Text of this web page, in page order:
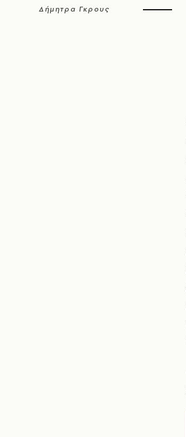
Δήμητρα Γκρους